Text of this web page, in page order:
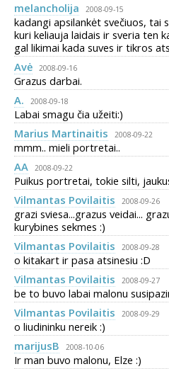
melancholija
2008-09-15
kadangi apsilankėt svečiuos, tai
kuri keliauja laidais ir sveria ten
gal likimai kada suves ir tikros
Avė
2008-09-16
Grazus darbai.
A.
2008-09-18
Labai smagu čia užeiti:)
Marius Martinaitis
2008-09-22
mmm.. mieli portretai..
AA
2008-09-22
Puikus portretai, tokie silti,
Vilmantas Povilaitis
2008-09-26
grazi sviesa...grazus veidai...
kurybines sekmes :)
Vilmantas Povilaitis
2008-09-28
o kitakart ir pasa atsinesiu :D
Vilmantas Povilaitis
2008-09-27
be to buvo labai malonu
Vilmantas Povilaitis
2008-09-29
o liudininku nereik :)
marijusB
2008-10-06
Ir man buvo malonu, Elze :)